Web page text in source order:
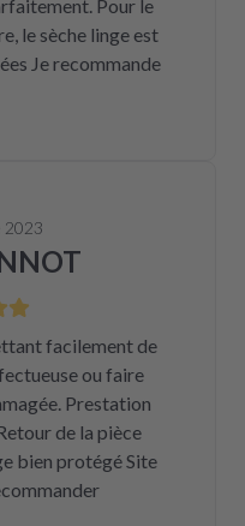
Pour le
le sèche linge est
Je recommande
2023
facilement de
ou faire
Prestation
de la pièce
bien protégé Site